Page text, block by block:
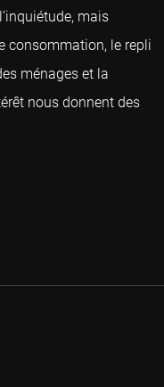
mais
consommation, le repli
ménages et la
nous donnent des